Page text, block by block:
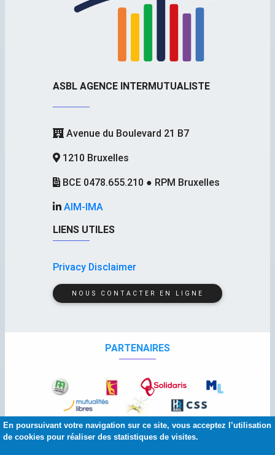
En poursuivant votre navigation sur ce site, vous acceptez l’utilisation
de cookies pour réaliser des statistiques de visites.
ASBL AGENCE INTERMUTUALISTE
Avenue du Boulevard 21 B7
1210 Bruxelles
BCE 0478.655.210 ● RPM Bruxelles
AIM-IMA
LIENS UTILES
Privacy Disclaimer
NOUS CONTACTER EN LIGNE
PARTENAIRES
© 2026 Copyright:AIM-IMA| Squelette et graphisme :